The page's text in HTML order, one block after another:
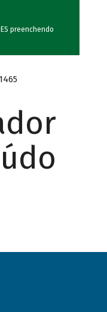
preenchendo